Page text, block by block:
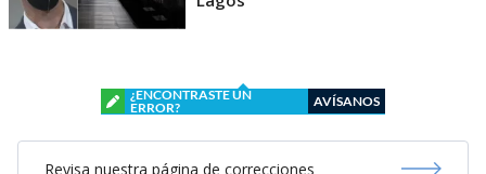
¿ENCONTRASTE UN
ERROR?
AVÍSANOS
Revisa nuestra página de correcciones